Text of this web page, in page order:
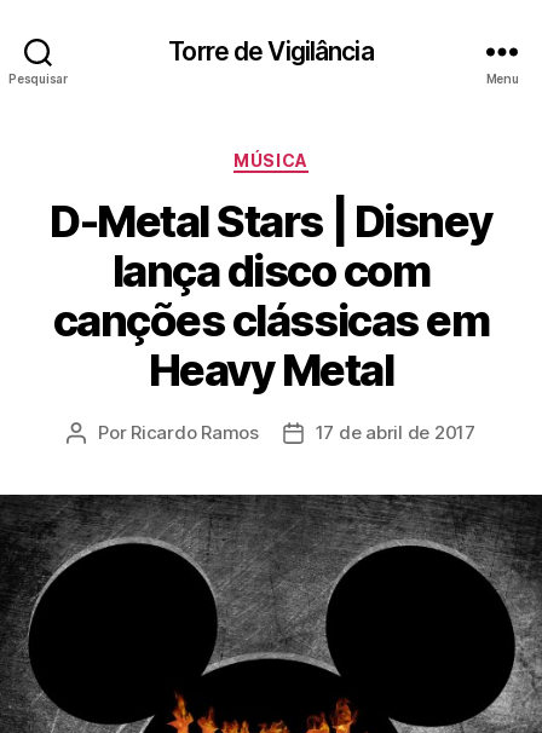
Pesquisar
Torre de Vigilância
Menu
Categorias
MÚSICA
D-Metal Stars | Disney
lança disco com
canções clássicas em
Heavy Metal
Autor
Por Ricardo Ramos
Data17 de abril de 2017